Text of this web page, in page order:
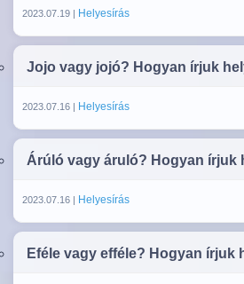
2023.07.19 | Helyesírás
Jojo vagy jojó? Hogyan írjuk
2023.07.16 | Helyesírás
Árúló vagy áruló? Hogyan írjuk
2023.07.16 | Helyesírás
Eféle vagy efféle? Hogyan írjuk